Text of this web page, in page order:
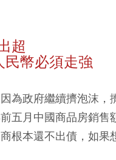
超
幣必須走強
為政府繼續擠泡沫
五月中國商品房銷
根本還不出債，如果